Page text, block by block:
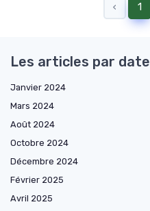
‹ 1
Les articles par date
Janvier 2024
Mars 2024
Août 2024
Octobre 2024
Décembre 2024
Février 2025
Avril 2025